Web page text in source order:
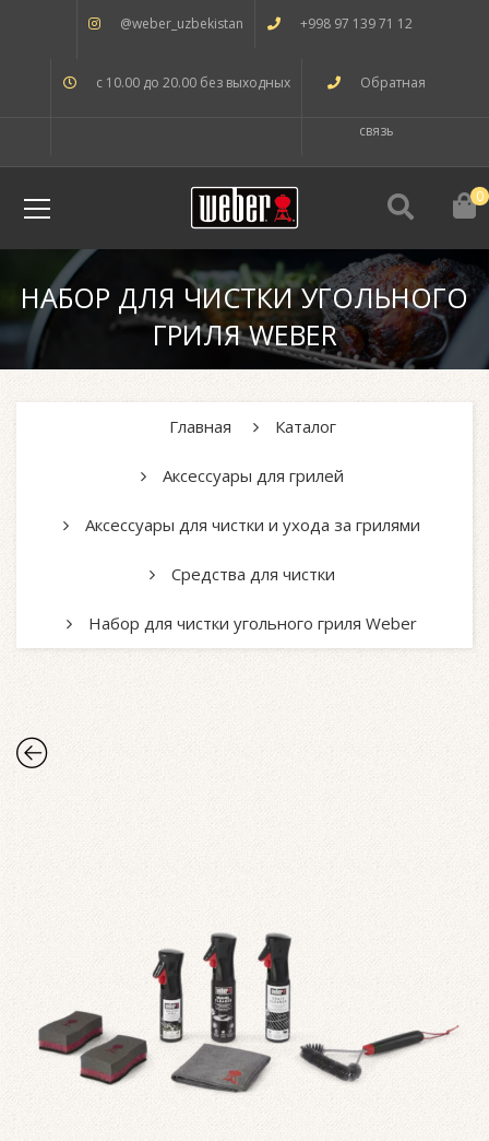
@weber_uzbekistan +998 97 139 71 12
с 10.00 до 20.00 без выходных Обратная
связь
0
НАБОР ДЛЯ ЧИСТКИ УГОЛЬНОГО
ГРИЛЯ WEBER
Главная Каталог
Аксессуары для грилей
Аксессуары для чистки и ухода за грилями
Средства для чистки
Набор для чистки угольного гриля Weber